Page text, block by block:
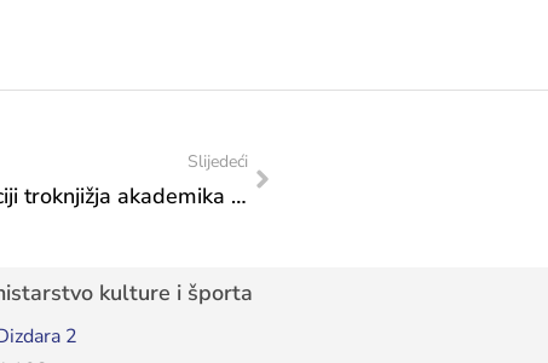
Slijedeći
Ministrica Vlaisavljević nazočila promociji troknjižja akademika dr. Dragana Čovića
kulture i športa
2